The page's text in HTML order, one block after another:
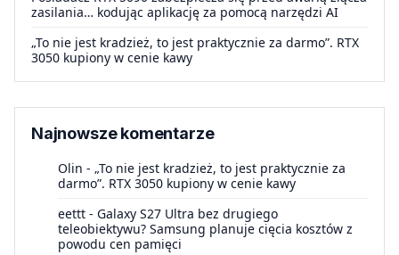
zasilania… kodując aplikację za pomocą narzędzi AI
„To nie jest kradzież, to jest praktycznie za darmo”. RTX
3050 kupiony w cenie kawy
Najnowsze komentarze
Olin - „To nie jest kradzież, to jest praktycznie za
darmo”. RTX 3050 kupiony w cenie kawy
eettt - Galaxy S27 Ultra bez drugiego
teleobiektywu? Samsung planuje cięcia kosztów z
powodu cen pamięci